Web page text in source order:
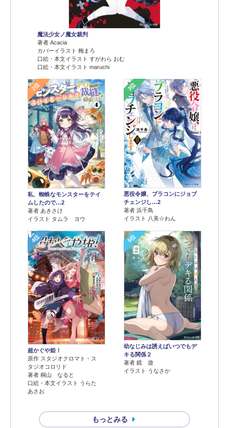
魔法少女ノ魔女裁判
著者 Acacia
カバーイラスト 梅まろ
口絵・本文イラスト すがわら おむ
口絵・本文イラスト maruchi
2位
私、蜘蛛なモンスターをテイ
ムしたので…2
著者 あきさけ
イラスト タムラ ヨウ
3位
悪役令嬢、ブラコンにジョブ
チェンジし…2
著者 浜千鳥
イラスト 八美☆わん
4位
超かぐや姫！
原作 スタジオクロマト・ス
タジオコロリド
著者 桐山 なると
口絵・本文イラスト うらた
あさお
5位
幼なじみは誘えばいつでもデ
キる関係２
著者 鏡 遊
イラスト うなさか
もっとみる